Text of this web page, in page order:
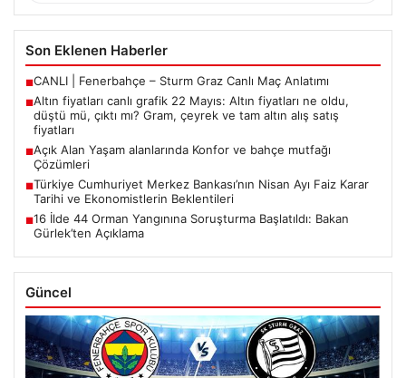
Son Eklenen Haberler
■CANLI | Fenerbahçe – Sturm Graz Canlı Maç Anlatımı
■Altın fiyatları canlı grafik 22 Mayıs: Altın fiyatları ne oldu,
düştü mü, çıktı mı? Gram, çeyrek ve tam altın alış satış
fiyatları
■Açık Alan Yaşam alanlarında Konfor ve bahçe mutfağı
Çözümleri
■Türkiye Cumhuriyet Merkez Bankası’nın Nisan Ayı Faiz Karar
Tarihi ve Ekonomistlerin Beklentileri
■16 İlde 44 Orman Yangınına Soruşturma Başlatıldı: Bakan
Gürlek’ten Açıklama
Güncel